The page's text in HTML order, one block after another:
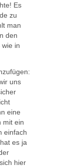
Es
zu
man
den
in
uns
eine
mit ein
einfach
es ja
hier